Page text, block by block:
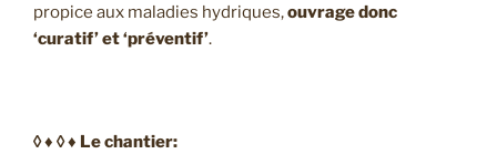
propice aux maladies hydriques,ouvrage donc
‘curatif’ et ‘préventif’.
◊ ♦ ◊ ♦ Le chantier: